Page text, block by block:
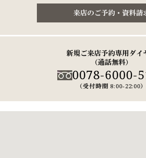
来店のご予約・資料請
新規ご来店予約専用ダイ
（通話無料）
0078-6000-
（受付時間 8:00-22:00）